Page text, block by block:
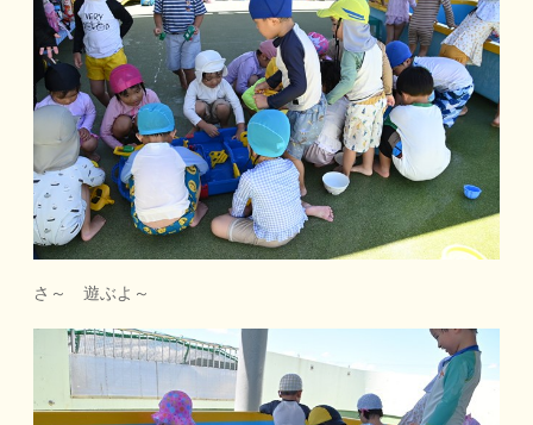
さ～ 遊ぶよ～